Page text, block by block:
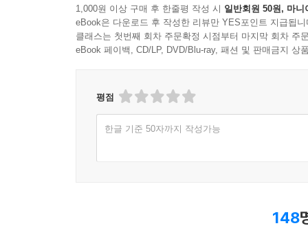
1,000원 이상 구매 후 한줄평 작성 시 일반회원 50원, 마니
eBook은 다운로드 후 작성한 리뷰만 YES포인트 지급됩니
클래스는 첫번째 회차 주문확정 시점부터 마지막 회차 주
eBook 페이백, CD/LP, DVD/Blu-ray, 패션 및 판매금지 상
평점
한글 기준 50자까지 작성가능
148